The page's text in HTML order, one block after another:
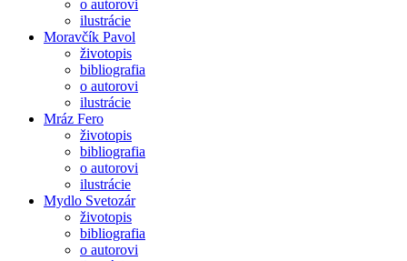
o autorovi
ilustrácie
Moravčík Pavol
životopis
bibliografia
o autorovi
ilustrácie
Mráz Fero
životopis
bibliografia
o autorovi
ilustrácie
Mydlo Svetozár
životopis
bibliografia
o autorovi